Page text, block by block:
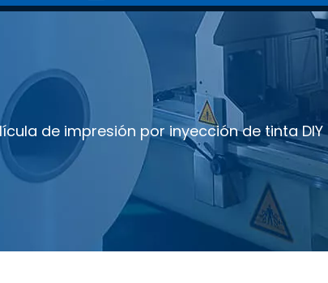
de impresión por inyección de tinta DIY